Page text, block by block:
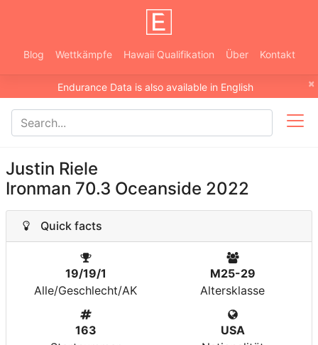
Blog Wettkämpfe Hawaii Qualifikation Über Kontakt
×
Endurance Data is also available in English
Justin Riele
Ironman 70.3 Oceanside 2022
Quick facts
19/19/1
Alle/Geschlecht/AK
M25-29
Altersklasse
163
USA